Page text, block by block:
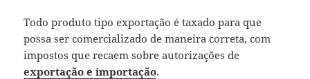
Todo produto tipo exportação é taxado para que
possa ser comercializado de maneira correta, com
impostos que recaem sobre autorizações de
exportação e importação.